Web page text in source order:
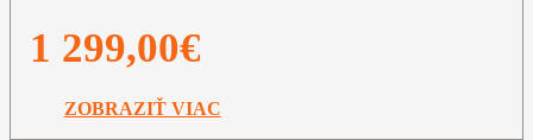
1 299,00€
ZOBRAZIŤ VIAC